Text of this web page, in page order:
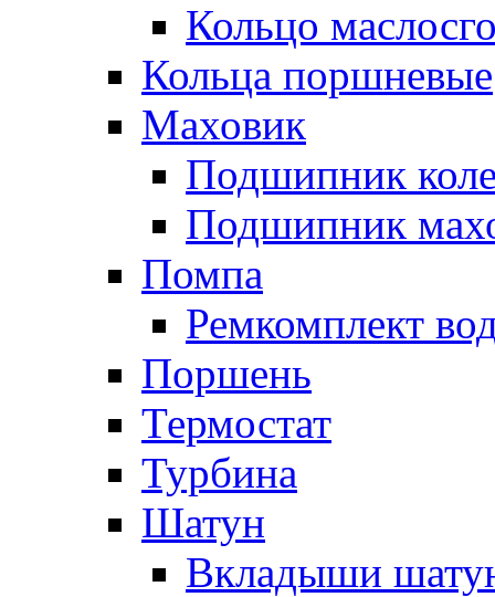
Кольцо
Кольца поршневые
Маховик
Подшипник
Подшипник
Помпа
Ремкомплект
Поршень
Термостат
Турбина
Шатун
Вкладыши